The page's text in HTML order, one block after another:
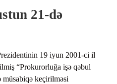
21-də
19 iyun 2001-ci il
“Prokurorluğa işə qəbul
keçirilməsi